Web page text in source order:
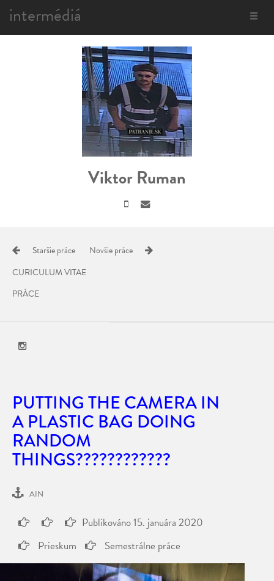
Toggle
intermédiá
Viktor Ruman
Staršie práce
Novšie práce
CURICULUM VITAE
PRÁCE
PUTTING THE CAMERA IN
A PLASTIC BAG DOING
RANDOM
THINGS????????????
AIN
Publikováno15. januára 2020
Prieskum
Semestrálne práce